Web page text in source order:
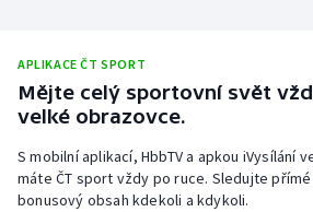
Ragby
Rychlobruslení
Rychlostní kanoistika
APLIKACE ČT SPORT
Mějte celý sportovní svět
velké obrazovce.
S mobilní aplikací, HbbTV a apkou iVysílání
máte ČT sport vždy po ruce. Sledujte
bonusový obsah kdekoli a kdykoli.